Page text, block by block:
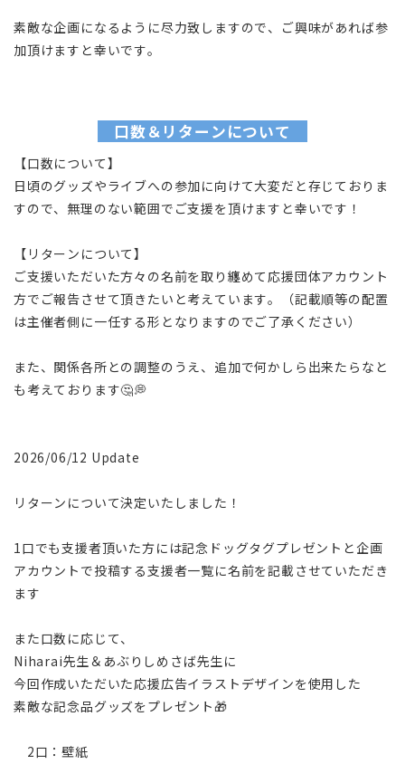
素敵な企画になるように尽力致しますので、ご興味があれば参
加頂けますと幸いです。
口数＆リターンについて
【口数について】
日頃のグッズやライブへの参加に向けて大変だと存じておりま
すので、無理のない範囲でご支援を頂けますと幸いです！
【リターンについて】
ご支援いただいた方々の名前を取り纏めて応援団体アカウント
方でご報告させて頂きたいと考えています。（記載順等の配置
は主催者側に一任する形となりますのでご了承ください）
また、関係各所との調整のうえ、追加で何かしら出来たらなと
も考えております🤔💭
2026/06/12 Update
リターンについて決定いたしました！
1口でも支援者頂いた方には記念ドッグタグプレゼントと企画
アカウントで投稿する支援者一覧に名前を記載させていただき
ます
また口数に応じて、
Niharai先生＆あぶりしめさば先生に
今回作成いただいた応援広告イラストデザインを使用した
素敵な記念品グッズをプレゼント🎁
2口：壁紙